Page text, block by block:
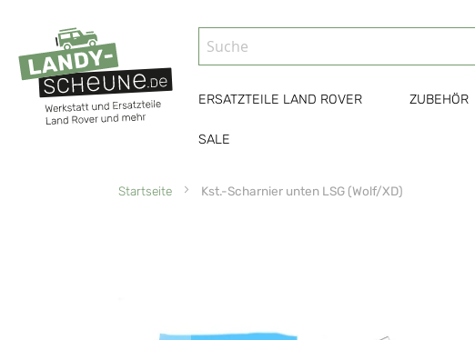
ERSATZTEILE LAND ROVER ZUBEHÖR
SALE
Startseite Kst.-Scharnier unten LSG (Wolf/XD)